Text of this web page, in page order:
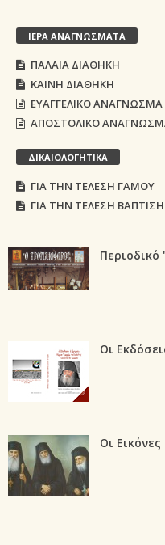
ΙΕΡΑ ΑΝΑΓΝΩΣΜΑΤΑ
ΠΑΛΑΙΑ ΔΙΑΘΗΚΗ
ΚΑΙΝΗ ΔΙΑΘΗΚΗ
ΕΥΑΓΓΕΛΙΚΟ ΑΝΑΓΝΩΣΜΑ
ΑΠΟΣΤΟΛΙΚΟ
ΔΙΚΑΙΟΛΟΓΗΤΙΚΑ
ΓΙΑ ΤΗΝ ΤΕΛΕΣΗ ΓΑΜΟΥ
ΓΙΑ ΤΗΝ ΤΕΛΕΣΗ
Οι
Οι